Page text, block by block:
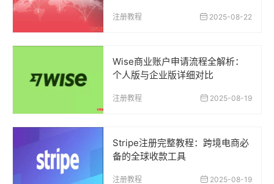
注册教程 2025-08-22
Wise商业账户申请流程全解析：
个人版与企业版详细对比
注册教程 2025-08-19
Stripe注册完整教程：跨境电商必
备的全球收款工具
注册教程 2025-08-19